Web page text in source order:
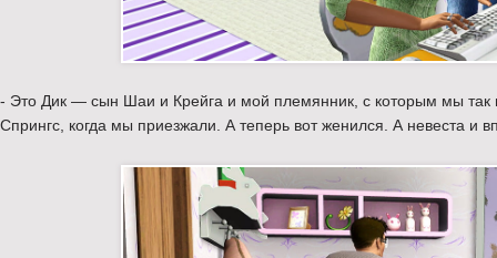
- Это Дик — сын Шаи и Крейга и мой племянник, с которым мы так
Спрингс, когда мы приезжали. А теперь вот женился. А невеста и